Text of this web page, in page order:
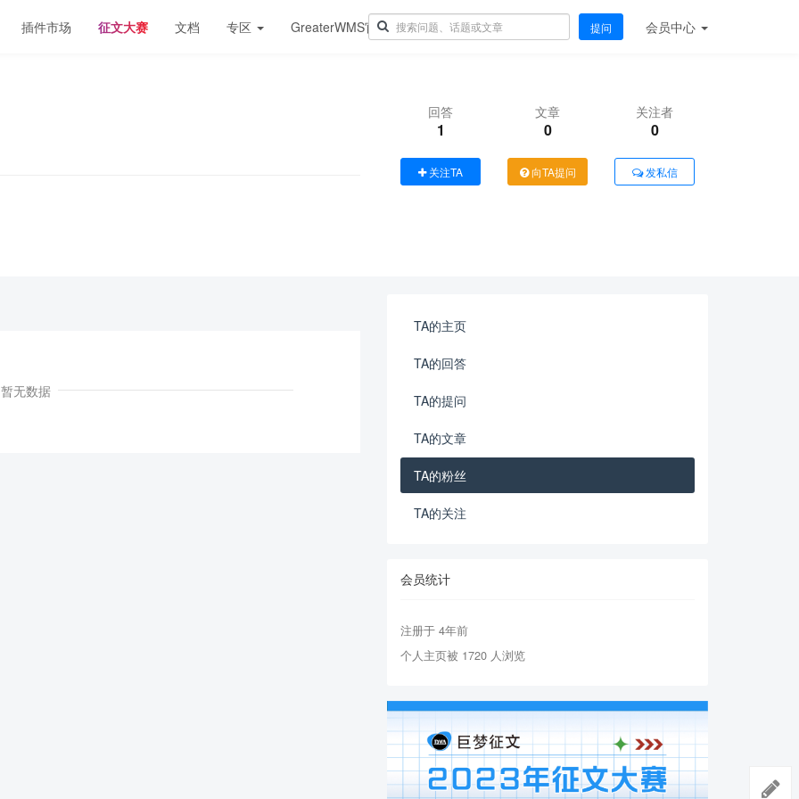
插件市场 征文大赛 文档 专区 GreaterWMS官网 提问 会员中心
回答
1
文章
0
关注者
0
关注TA 向TA提问 发私信
暂无数据
TA的主页
TA的回答
TA的提问
TA的文章
TA的粉丝
TA的关注
会员统计
注册于 4年前
个人主页被 1720 人浏览